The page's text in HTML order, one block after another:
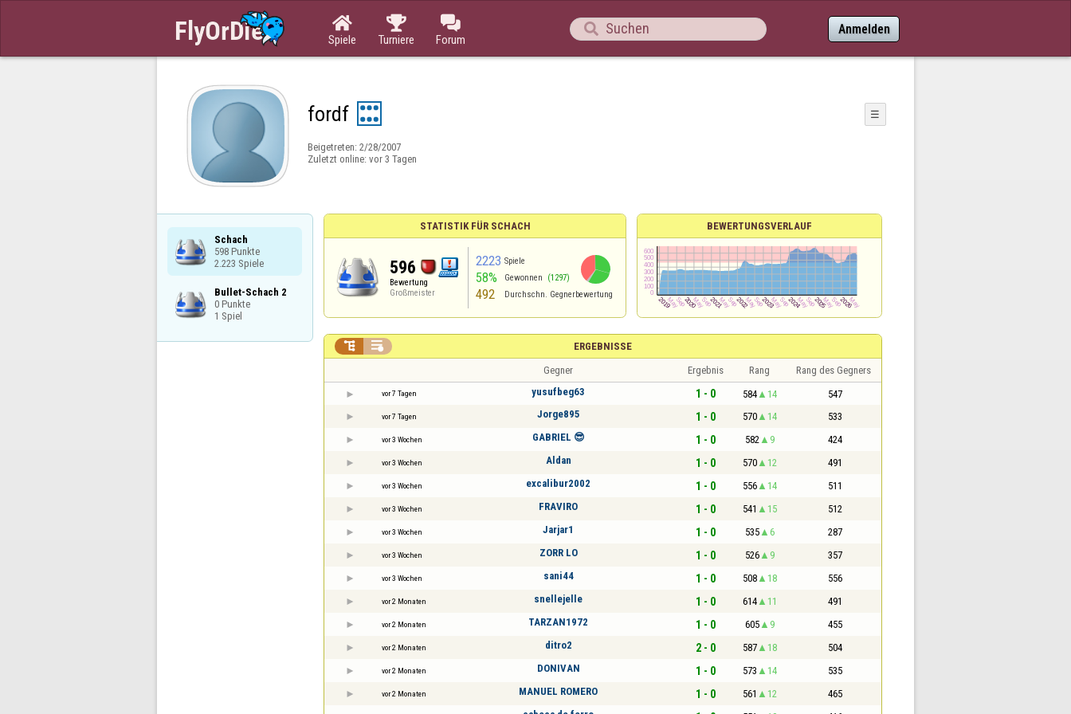

Spiele

Turniere

Forum
 Anmelden
fordf ☰
Beigetreten: 2/28/2007
Zuletzt online: vor 3 Tagen
Schach
598 Punkte
2.223 Spiele
Bullet-Schach 2
0 Punkte
1 Spiel
STATISTIK FÜR SCHACH
596
Bewertung
Großmeister
2223 Spiele
58% Gewonnen (1297)
492 Durchschn. Gegnerbewertung
BEWERTUNGSVERLAUF
ERGEBNISSE
 
Gegner Ergebnis Rang Rang des Gegners
vor 7 Tagen yusufbeg63 1 - 0 584 14 547
vor 7 Tagen Jorge895 1 - 0 570 14 533
vor 3 Wochen GABRIEL 😎 1 - 0 582 9 424
vor 3 Wochen Aldan 1 - 0 570 12 491
vor 3 Wochen excalibur2002 1 - 0 556 14 511
vor 3 Wochen FRAVIRO 1 - 0 541 15 512
vor 3 Wochen Jarjar1 1 - 0 535 6 287
vor 3 Wochen ZORR LO 1 - 0 526 9 357
vor 3 Wochen sani44 1 - 0 508 18 556
vor 2 Monaten snellejelle 1 - 0 614 11 491
vor 2 Monaten TARZAN1972 1 - 0 605 9 455
vor 2 Monaten ditro2 2 - 0 587 18 504
vor 2 Monaten DONIVAN 1 - 0 573 14 535
vor 2 Monaten MANUEL ROMERO 1 - 0 561 12 465